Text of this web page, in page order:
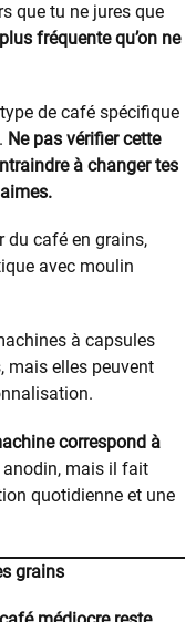
que tu ne jures que
fréquente qu’on ne
de café spécifique
Ne pas vérifier cette
à changer tes
du café en grains,
avec moulin
à capsules
mais elles peuvent
correspond à
anodin, mais il fait
quotidienne et une
grains